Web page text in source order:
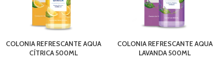
COLONIA REFRESCANTE AQUA
CÍTRICA 500ML
COLONIA REFRESCANTE AQUA
LAVANDA 500ML